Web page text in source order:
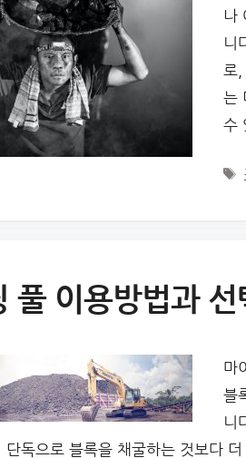
나
니
로
는
수
풀 이용방법과
마
블
니
단독으로 블록을 채굴하는 것보다